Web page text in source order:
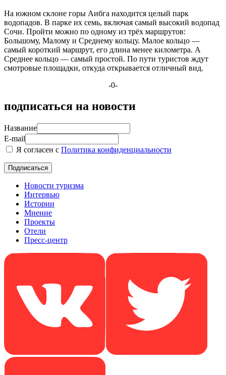
На южном склоне горы Аибга находится целый парк
водопадов. В парке их семь, включая самый высокий водопад
Сочи. Пройти можно по одному из трёх маршрутов:
Большому, Малому и Среднему кольцу. Малое кольцо —
самый короткий маршрут, его длина менее километра. А
Среднее кольцо — самый простой. По пути туристов ждут
смотровые площадки, откуда открывается отличный вид.
-0-
подписаться на новости
Название
E-mail
Я согласен с Политика конфиденциальности
Новости туризма
Интервью
Истории
Мнение
Проекты
Отели
Пресс-центр